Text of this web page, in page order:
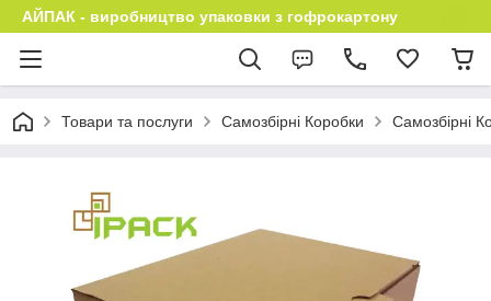
АЙПАК - виробництво упаковки з гофрокартону
Товари та послуги Самозбірні Коробки Самозбірні